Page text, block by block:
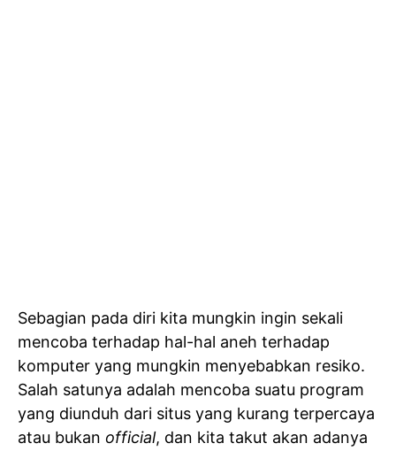
Sebagian pada diri kita mungkin ingin sekali
mencoba terhadap hal-hal aneh terhadap
komputer yang mungkin menyebabkan resiko.
Salah satunya adalah mencoba suatu program
yang diunduh dari situs yang kurang terpercaya
atau bukan official, dan kita takut akan adanya